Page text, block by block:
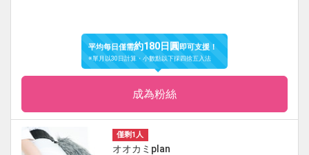
平均每日僅需約180日圓即可支援！
※單月以30日計算・小數點以下採四捨五入法
成為粉絲
僅剩1人
オオカミplan